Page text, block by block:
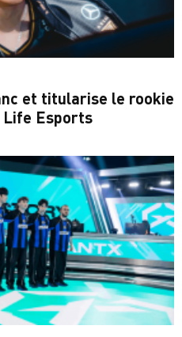
et titularise le rookie
Life Esports